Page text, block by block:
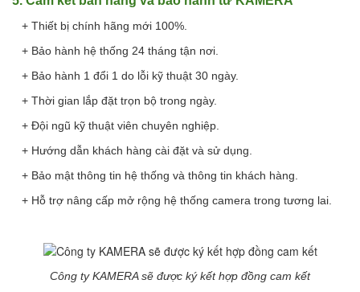
+ Thiết bị chính hãng mới 100%.
+ Bảo hành hệ thống 24 tháng tận nơi.
+ Bảo hành 1 đổi 1 do lỗi kỹ thuật 30 ngày.
+ Thời gian lắp đặt trọn bộ trong ngày.
+ Đội ngũ kỹ thuật viên chuyên nghiệp.
+ Hướng dẫn khách hàng cài đặt và sử dụng.
+ Bảo mật thông tin hệ thống và thông tin khách hàng.
+ Hỗ trợ nâng cấp mở rộng hệ thống camera trong tương lai.
Công ty KAMERA sẽ được ký kết hợp đồng cam kết